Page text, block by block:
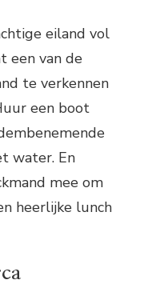
eiland vol
een van de
te verkennen
een boot
water. En
mee om
heerlijke lunch